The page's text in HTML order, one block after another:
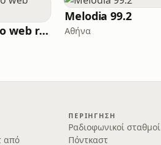
Modernadiko web radio
Melodia 99.2
Αθήνα
από
ΠΕΡΙΉΓΗΣΗ
Ραδιοφωνικοί σταθμοί
Πόντκαστ